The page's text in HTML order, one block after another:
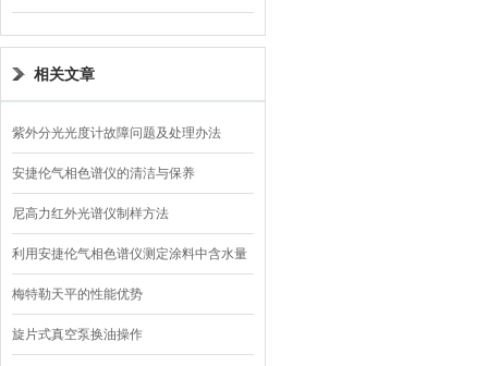
相关文章
紫外分光光度计故障问题及处理办法
安捷伦气相色谱仪的清洁与保养
尼高力红外光谱仪制样方法
利用安捷伦气相色谱仪测定涂料中含水量
梅特勒天平的性能优势
旋片式真空泵换油操作